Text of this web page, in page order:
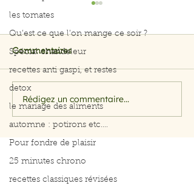
les tomates
Qu’est ce que l’on mange ce soir ?
Spécial chandeleur
recettes anti gaspi, et restes
detox
le mariage des aliments
automne : potirons etc....
Pour fondre de plaisir
25 minutes chrono
recettes classiques révisées
Pour se régaler sans
vider son porte-
monnaie
Commentaires
Rédigez un commentaire...